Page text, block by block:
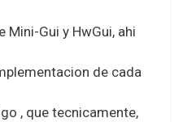
Gui y HwGui, ahi
de cada
, que tecnicamente,